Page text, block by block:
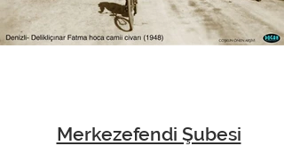
Merkezefendi Şubesi